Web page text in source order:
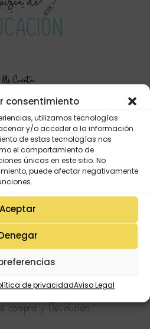
consentimiento
utilizamos tecnologías
y/o acceder a la información
de estas tecnologías nos
el comportamiento de
únicas en este sitio. No
puede afectar negativamente
Aceptar
de privacidadAviso Legal
Mi Cuenta
de deseos
Mi Perfil
de mi pedido
Frecuentes
Tienda
Legal
de Privacidad
de Cookies
y condiciones
compra y Devolución